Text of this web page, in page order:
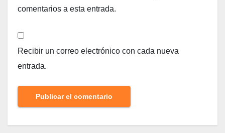
comentarios a esta entrada.
Recibir un correo electrónico con cada nueva
entrada.